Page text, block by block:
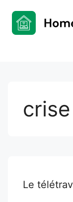
contenu
crise
Le